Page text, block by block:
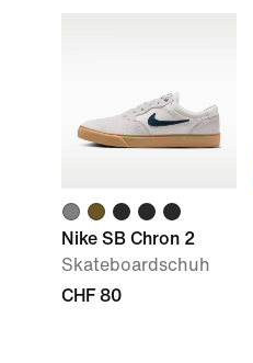
Nike SB Chron 2
Skateboardschuh
CHF 80